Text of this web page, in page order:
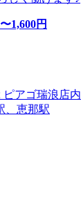
1,600円
ピアゴ瑞浪店内
、恵那駅